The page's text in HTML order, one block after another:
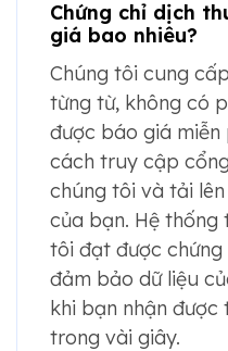
Chứng chỉ dịch
giá bao nhiêu?
Chúng tôi cung
từng từ, không có
được báo giá
cách truy cập
chúng tôi và tải
của bạn. Hệ thống
tôi đạt được chứng
đảm bảo dữ liệu
khi bạn nhận
trong vài giây.